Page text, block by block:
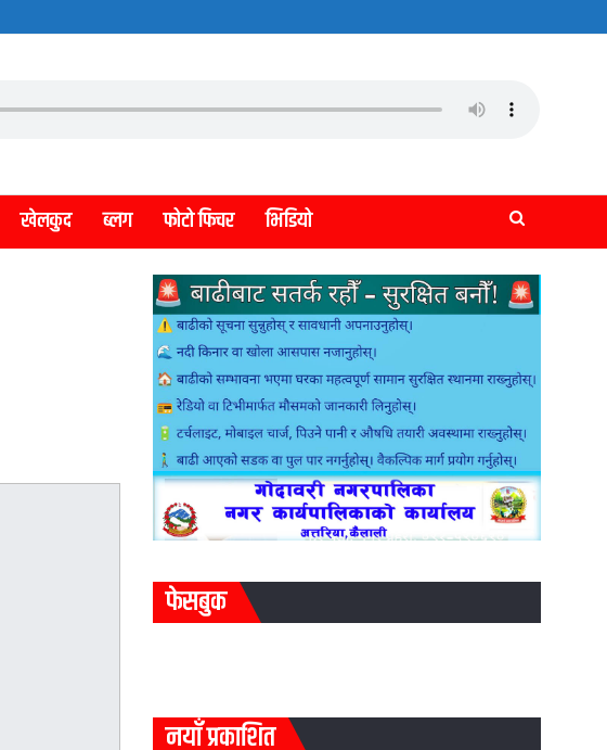
खेलकुद ब्लग फोटो फिचर भिडियो
फेसबुक
नयाँ प्रकाशित